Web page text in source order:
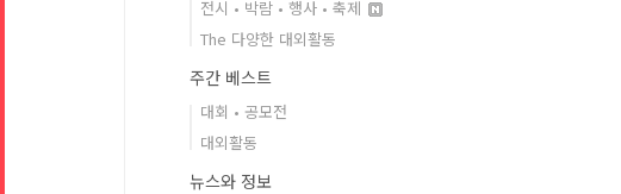
전시 • 박람 • 행사 • 축제
The 다양한 대외활동
주간 베스트
대회 • 공모전
대외활동
뉴스와 정보